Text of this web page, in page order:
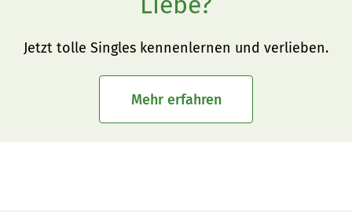
Jetzt tolle Singles kennenlernen und verlieben.
Mehr erfahren